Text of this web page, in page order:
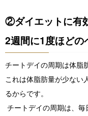
②ダイエットに有
2週間に1度ほどの
チートデイの周期は体脂
これは体脂肪量が少ない
るからです。
チートデイの周期は、